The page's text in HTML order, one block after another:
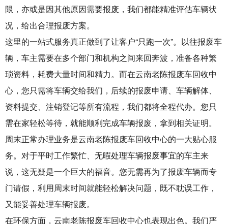
限，亦或是因其他原因需要报废，我们都能精准评估车辆状
况，给出合理报废方案。
这里的一站式服务真正做到了让客户“只跑一次”。以往报废车
辆，车主需要在多个部门和机构之间来回奔波，准备各种繁
琐资料，耗费大量时间和精力。而在云南老陈报废车回收中
心，您只需将车辆交给我们，后续的报废申请、车辆解体、
资料提交、注销登记等所有流程，我们都将全程代办。您只
需在家轻松等待，就能顺利完成车辆报废，拿到相关证明。
周末正常办理业务是云南老陈报废车回收中心的一大贴心服
务。对于平时工作繁忙、无暇处理车辆报废事宜的车主来
说，这无疑是一个巨大的福音。您无需再为了报废车辆而专
门请假，利用周末时间就能轻松解决问题，既不耽误工作，
又能妥善处理车辆报废。
在环保方面，云南老陈报废车回收中心也表现出色。我们严